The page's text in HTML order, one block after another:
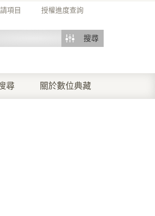
項目 授權進度查詢
搜尋
尋 關於數位典藏